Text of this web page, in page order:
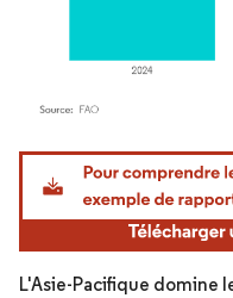
Image © Mordor Intelligence. La
L'Asie-Pacifique domine